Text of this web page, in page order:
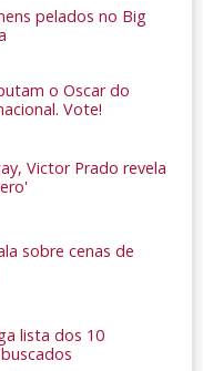
pelados no Big
o Oscar do
Vote!
Victor Prado revela
sobre cenas de
lista dos 10